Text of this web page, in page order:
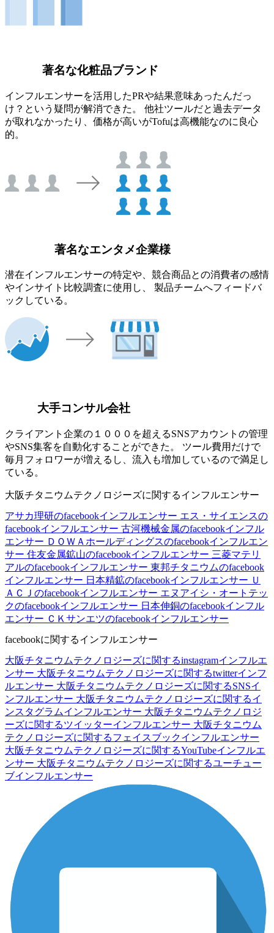
著名な化粧品ブランド
インフルエンサーを活用したPRや結果意味あったんだっ
け？という疑問が解消できた。 他社ツールだと過去データ
が取れなかったり、価格が高いがTofuは高機能なのに良心
的。
著名なエンタメ企業様
潜在インフルエンサーの特定や、競合商品との消費者の感情
やインサイト比較調査に使用し、 製品チームへフィードバ
ックしている。
大手コンサル会社
クライアント企業の１０００を超えるSNSアカウントの管理
やSNS集客を自動化することができた。 ツール費用だけで
毎月フォロワーが増えるし、流入も増加しているので満足し
ている。
大阪チタニウムテクノロジーズに関するインフルエンサー
アサカ理研のfacebookインフルエンサー エス・サイエンスの
facebookインフルエンサー 古河機械金属のfacebookインフル
エンサー ＤＯＷＡホールディングスのfacebookインフルエン
サー 住友金属鉱山のfacebookインフルエンサー 三菱マテリ
アルのfacebookインフルエンサー 東邦チタニウムのfacebook
インフルエンサー 日本精鉱のfacebookインフルエンサー Ｕ
ＡＣＪのfacebookインフルエンサー エヌアイシ・オートテッ
クのfacebookインフルエンサー 日本伸銅のfacebookインフル
エンサー ＣＫサンエツのfacebookインフルエンサー
facebookに関するインフルエンサー
大阪チタニウムテクノロジーズに関するinstagramインフルエ
ンサー 大阪チタニウムテクノロジーズに関するtwitterインフ
ルエンサー 大阪チタニウムテクノロジーズに関するSNSイ
ンフルエンサー 大阪チタニウムテクノロジーズに関するイ
ンスタグラムインフルエンサー 大阪チタニウムテクノロジ
ーズに関するツイッターインフルエンサー 大阪チタニウム
テクノロジーズに関するフェイスブックインフルエンサー
大阪チタニウムテクノロジーズに関するYouTubeインフルエ
ンサー 大阪チタニウムテクノロジーズに関するユーチュー
ブインフルエンサー